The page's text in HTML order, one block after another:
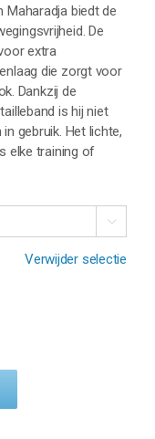
Maharadja biedt de
De
extra
die zorgt voor
Dankzij de
is hij niet
gebruik. Het lichte,
elke training of

Verwijder selectie